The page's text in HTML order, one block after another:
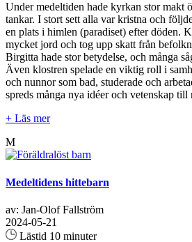
Under medeltiden hade kyrkan stor makt
tankar. I stort sett alla var kristna och
en plats i himlen (paradiset) efter döden.
mycket jord och tog upp skatt från
Birgitta hade stor betydelse, och många
Även klostren spelade en viktig roll i
och nunnor som bad, studerade och
spreds många nya idéer och vetenskap till
+ Läs mer
M
Medeltidens hittebarn
av: Jan-Olof Fallström
2024-05-21
Lästid 10 minuter